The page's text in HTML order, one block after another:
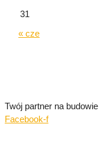
31
« cze
Twój partner na budowie
Facebook-f